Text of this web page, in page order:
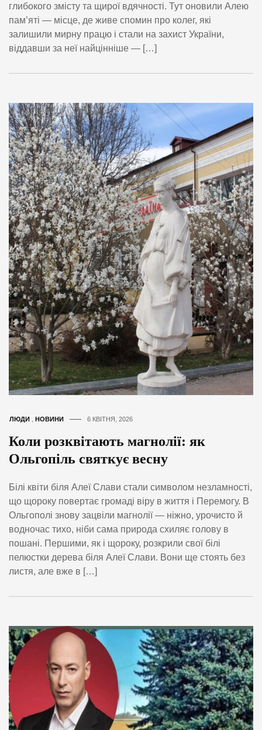
глибокого змісту та щирої вдячності. Тут оновили Алею
пам’яті — місце, де живе спомин про колег, які
залишили мирну працю і стали на захист України,
віддавши за неї найцінніше — […]
ЛЮДИ НОВИНИ 6 КВІТНЯ, 2026
Коли розквітають магнолії: як
Ольгопіль святкує весну
Білі квіти біля Алеї Слави стали символом незламності,
що щороку повертає громаді віру в життя і Перемогу. В
Ольгополі знову зацвіли магнолії — ніжно, урочисто й
водночас тихо, ніби сама природа схиляє голову в
пошані. Першими, як і щороку, розкрили свої білі
пелюстки дерева біля Алеї Слави. Вони ще стоять без
листя, але вже в […]